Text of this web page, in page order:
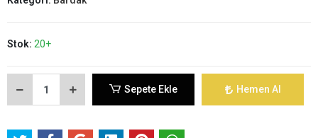
Stok: 20+
Sepete Ekle Hemen Al